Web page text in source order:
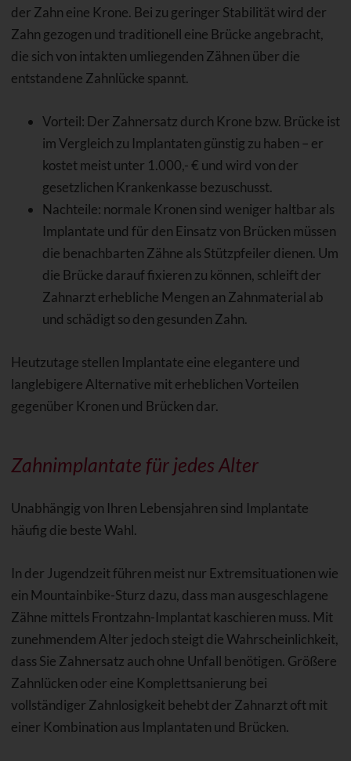
der Zahn eine Krone. Bei zu geringer Stabilität wird der
Zahn gezogen und traditionell eine Brücke angebracht,
die sich von intakten umliegenden Zähnen über die
entstandene Zahnlücke spannt.
Vorteil: Der Zahnersatz durch Krone bzw. Brücke ist
im Vergleich zu Implantaten günstig zu haben – er
kostet meist unter 1.000,- € und wird von der
gesetzlichen Krankenkasse bezuschusst.
Nachteile: normale Kronen sind weniger haltbar als
Implantate und für den Einsatz von Brücken müssen
die benachbarten Zähne als Stützpfeiler dienen. Um
die Brücke darauf fixieren zu können, schleift der
Zahnarzt erhebliche Mengen an Zahnmaterial ab
und schädigt so den gesunden Zahn.
Heutzutage stellen Implantate eine elegantere und
langlebigere Alternative mit erheblichen Vorteilen
gegenüber Kronen und Brücken dar.
Zahnimplantate für jedes Alter
Unabhängig von Ihren Lebensjahren sind Implantate
häufig die beste Wahl.
In der Jugendzeit führen meist nur Extremsituationen wie
ein Mountainbike-Sturz dazu, dass man ausgeschlagene
Zähne mittels Frontzahn-Implantat kaschieren muss. Mit
zunehmendem Alter jedoch steigt die Wahrscheinlichkeit,
dass Sie Zahnersatz auch ohne Unfall benötigen. Größere
Zahnlücken oder eine Komplettsanierung bei
vollständiger Zahnlosigkeit behebt der Zahnarzt oft mit
einer Kombination aus Implantaten und Brücken.